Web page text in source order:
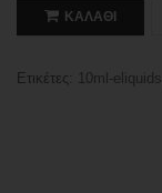
ΚΑΛΆΘΙ
Ετικέτες: 10ml-eliquids